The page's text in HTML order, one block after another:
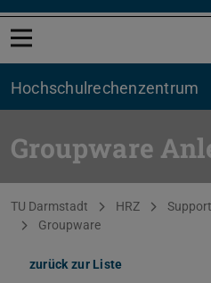
Menü öffnen
Hochschul­rechenzentrum
Groupware
Sie befinden sich hier:
TU Darmstadt HRZ
Groupware
zurück zur Liste